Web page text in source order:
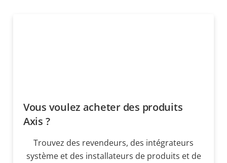
Vous voulez acheter des produits
Axis ?
Trouvez des revendeurs, des intégrateurs
système et des installateurs de produits et de